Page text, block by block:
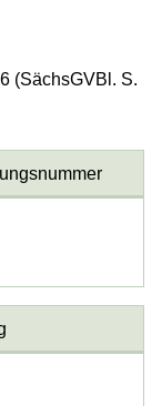
(SächsGVBl. S.